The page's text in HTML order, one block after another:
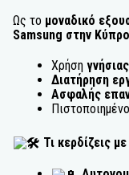
Ως το μοναδικό
Samsung στην Κύπρο
Χρήση γνήσι
Διατήρηση
Ασφαλής
Τι κερδίζεις